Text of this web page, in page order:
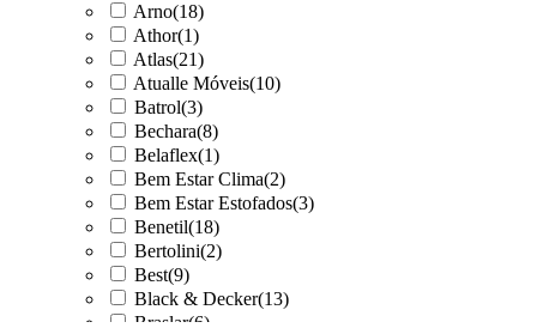
Arno(18)
Athor(1)
Atlas(21)
Atualle Móveis(10)
Batrol(3)
Bechara(8)
Belaflex(1)
Bem Estar Clima(2)
Bem Estar Estofados(3)
Benetil(18)
Bertolini(2)
Best(9)
Black & Decker(13)
Braslar(6)